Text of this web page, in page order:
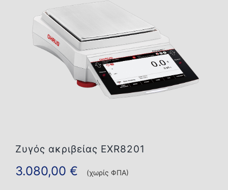
Συσκευασία
Επεξεργασία
Ζυγός ακριβείας EXR8201
3.080,00 € (χωρίς ΦΠΑ)